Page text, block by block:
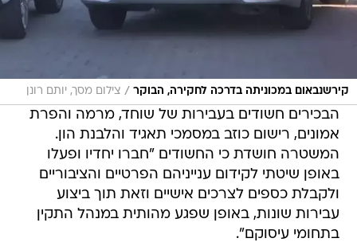
קירשנבאום במכוניתה בדרכה לחקירה, הבוקר / צילום מסך, יותם רונן
הבכירים חשודים בעבירות של שוחד, מרמה והפרת
אמונים, רישום כוזב במסמכי תאגיד והלבנת הון.
המשטרה חושדת כי החשודים "חברו יחדיו ופעלו
באופן שיטתי לקידום ענייניהם הפרטיים והציבוריים
ולקבלת כספים לצרכים אישיים וזאת תוך ביצוע
עבירות שונות, באופן שפגע מהותית במנהל התקין
בתחומי עיסוקם".